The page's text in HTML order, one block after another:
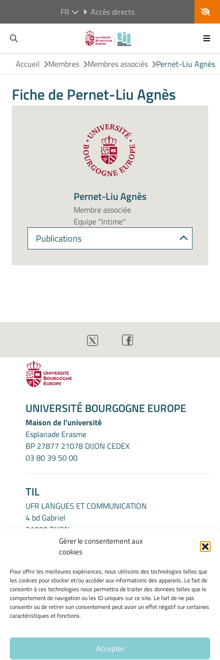
Gérer le consentement aux
cookies
Pour offrir les meilleures expériences, nous utilisons des technologies telles que
les cookies pour stocker et/ou accéder aux informations des appareils. Le fait de
consentir à ces technologies nous permettra de traiter des données telles que le
comportement de navigation ou les ID uniques sur ce site. Le fait de ne pas
consentir ou de retirer son consentement peut avoir un effet négatif sur certaines
caractéristiques et fonctions.
Accepter
FR Accès directs
Accueil Membres Membres associés Pernet-Liu Agnès
Fiche de Pernet-Liu Agnès
Pernet-Liu Agnès
Membre associée
Equipe "Intime"
Publications
UNIVERSITÉ BOURGOGNE EUROPE
Maison de l'université
Esplanade Erasme
BP 27877 21078 DIJON CEDEX
03 80 39 50 00
TIL
UFR LANGUES ET COMMUNICATION
4 bd Gabriel
21000 DIJON
Mentions légales
Gérer mes cookies
Politique de cookies
Déclaration de confidentialité
Site Officiel - Centre Interlangues - Université de Bourgogne @